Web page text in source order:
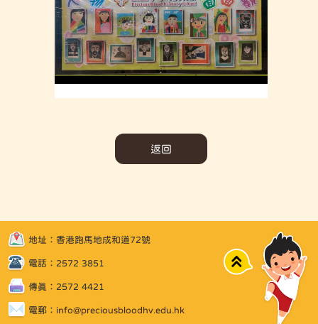
返回
地址：香港跑馬地成和道72號
電話：2572 3851
傳真：2572 4421
電郵： info@preciousbloodhv.edu.hk
Top